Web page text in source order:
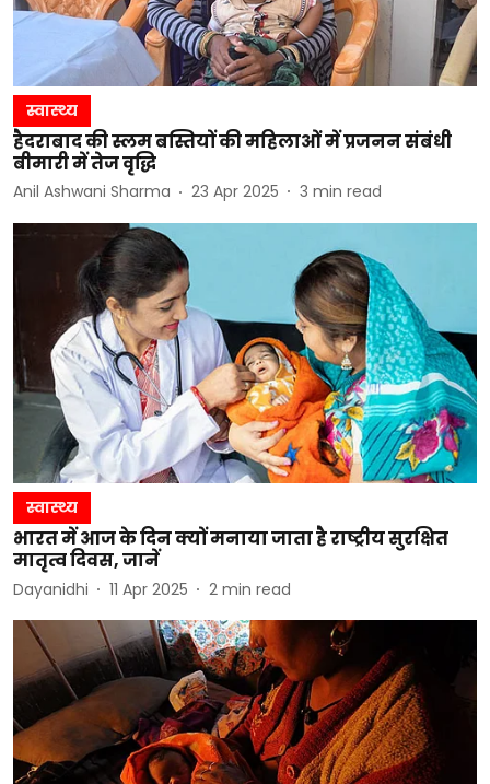
स्वास्थ्य
हैदराबाद की स्लम बस्तियों की महिलाओं में प्रजनन संबंधी
बीमारी में तेज वृद्धि
Anil Ashwani Sharma 23 Apr 2025 3 min read
स्वास्थ्य
भारत में आज के दिन क्यों मनाया जाता है राष्ट्रीय सुरक्षित
मातृत्व दिवस, जानें
Dayanidhi 11 Apr 2025 2 min read